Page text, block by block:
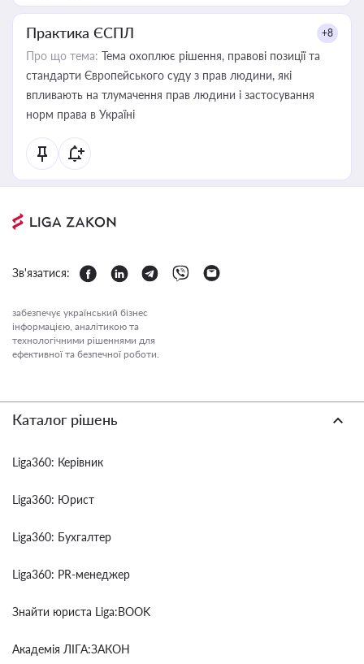
Практика ЄСПЛ +8
Про що тема: Тема охоплює рішення, правові позиції та
стандарти Європейського суду з прав людини, які
впливають на тлумачення прав людини і застосування
норм права в Україні
Зв'язатися:
забезпечує український бізнес
інформацією, аналітикою та
технологічними рішеннями для
ефективної та безпечної роботи.
Каталог рішень
Liga360: Керівник
Liga360: Юрист
Liga360: Бухгалтер
Liga360: PR-менеджер
Знайти юриста Liga:BOOK
Академія ЛІГА:ЗАКОН